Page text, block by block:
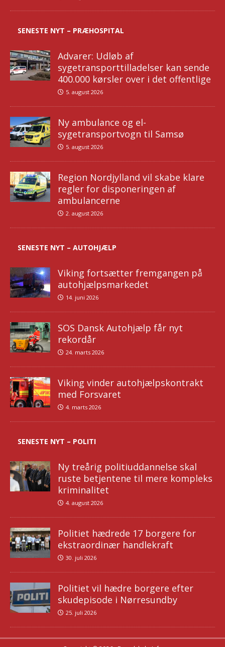
SENESTE NYT – PRÆHOSPITAL
Advarer: Udløb af
sygetransporttilladelser kan sende
400.000 kørsler over i det offentlige
5. august 2026
Ny ambulance og el-
sygetransportvogn til Samsø
5. august 2026
Region Nordjylland vil skabe klare
regler for disponeringen af
ambulancerne
2. august 2026
SENESTE NYT – AUTOHJÆLP
Viking fortsætter fremgangen på
autohjælpsmarkedet
14. juni 2026
SOS Dansk Autohjælp får nyt
rekordår
24. marts 2026
Viking vinder autohjælpskontrakt
med Forsvaret
4. marts 2026
SENESTE NYT – POLITI
Ny treårig politiuddannelse skal
ruste betjentene til mere kompleks
kriminalitet
4. august 2026
Politiet hædrede 17 borgere for
ekstraordinær handlekraft
30. juli 2026
Politiet vil hædre borgere efter
skudepisode i Nørresundby
25. juli 2026